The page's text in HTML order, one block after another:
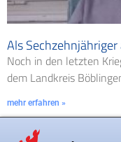
Als
Noch in den letzten
dem Landkreis
mehr erfahren »